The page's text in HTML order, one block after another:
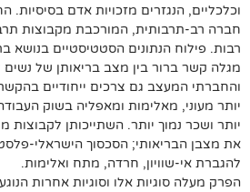
וכלכליים, הנגזרים מזכויות אדם
חברה רב-תרבותית, המורכבת מקבוצות
רבות. פילוח הנתונים הסטטיסטיים בנושא
מגלה קשר ברור בין מצב בריאותן של נשים
והחברתי המעצב גם צרכים ייחודיים
יותר מעוני, מאלימות ומאפליה בשוק
יותר ושכר נמוך יותר. השתייכותן לקבוצות
את מצבן הבריאותי; הסכסוך הישראלי-
להגברת אי-שוויון, חרדה, מתח ואלימות.
הפרק מעלה סוגיות אלו וסוגיות אחרות